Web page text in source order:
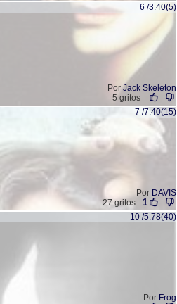
6 /3.40(5)
PorJack Skeleton
5 gritos
7 /7.40(15)
Por DAVIS
1
27 gritos
10 /5.78(40)
Por Frog